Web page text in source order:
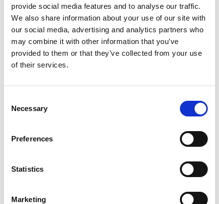
provide social media features and to analyse our traffic.
We also share information about your use of our site with
our social media, advertising and analytics partners who
may combine it with other information that you’ve
provided to them or that they’ve collected from your use
of their services.
Selection
Necessary
Preferences
Statistics
Marketing
91%
Automatisierungsrate mit Esker für die
Verarbeitung ohne manuelle Eingriffe
27 Aufträge pro Tag
MCR Safety Kunden-Case